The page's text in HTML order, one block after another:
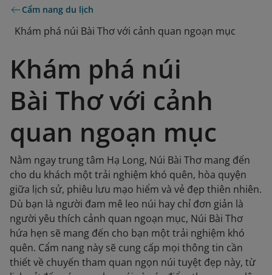
Cẩm nang du lịch
Khám phá núi Bài Thơ với cảnh quan ngoạn mục
Khám phá núi
Bài Thơ với cảnh
quan ngoạn mục
Nằm ngay trung tâm Hạ Long, Núi Bài Thơ mang đến
cho du khách một trải nghiệm khó quên, hòa quyện
giữa lịch sử, phiêu lưu mạo hiểm và vẻ đẹp thiên nhiên.
Dù bạn là người đam mê leo núi hay chỉ đơn giản là
người yêu thích cảnh quan ngoạn mục, Núi Bài Thơ
hứa hẹn sẽ mang đến cho bạn một trải nghiệm khó
quên. Cẩm nang này sẽ cung cấp mọi thông tin cần
thiết về chuyến tham quan ngọn núi tuyệt đẹp này, từ